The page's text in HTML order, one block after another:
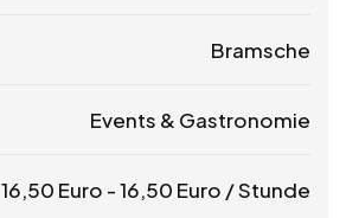
Bramsche
Events & Gastronomie
16,50 Euro -16,50 Euro / Stunde